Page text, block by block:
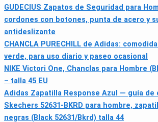
GUDECIUS Zapatos de Seguridad para
cordones con botones, punta de acero y
antideslizante
CHANCLA PURECHILL de Adidas:
verde, para uso diario y paseo ocasional
NIKE Victori One, Chanclas para Hombre
– talla 45 EU
Adidas Zapatilla Response Azul — guía de
Skechers 52631-BKRD para hombre,
negras (Black 52631/Bkrd) talla 44